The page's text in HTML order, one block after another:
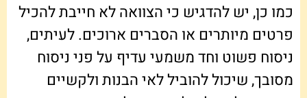
כמו כן, יש להדגיש כי הצוואה לא חייבת להכיל
פרטים מיותרים או הסברים ארוכים. לעיתים,
ניסוח פשוט וחד משמעי עדיף על פני ניסוח
מסובך, שיכול להוביל לאי הבנות ולקשיים